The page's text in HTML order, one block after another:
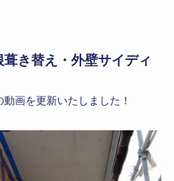
き替え・外壁サイディ
画を更新いたしました！